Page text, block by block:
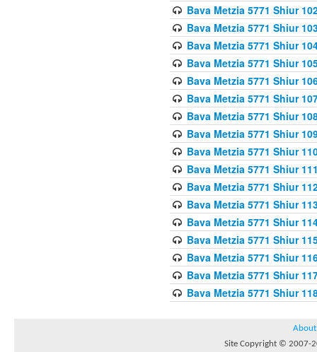
Bava Metzia 5771 Shiur
Bava Metzia 5771 Shiur
Bava Metzia 5771 Shiur
Bava Metzia 5771 Shiur
Bava Metzia 5771 Shiur
Bava Metzia 5771 Shiur
Bava Metzia 5771 Shiur
Bava Metzia 5771 Shiur
Bava Metzia 5771 Shiur
Bava Metzia 5771 Shiur
Bava Metzia 5771 Shiur
Bava Metzia 5771 Shiur
Bava Metzia 5771 Shiur
Bava Metzia 5771 Shiur
Bava Metzia 5771 Shiur
Bava Metzia 5771 Shiur
Bava Metzia 5771 Shiur
About
Site Copyright © 2007-